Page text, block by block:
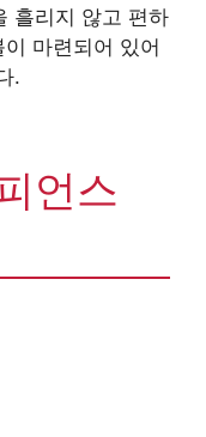
흘리지 않고 편하
마련되어 있어
.
언스